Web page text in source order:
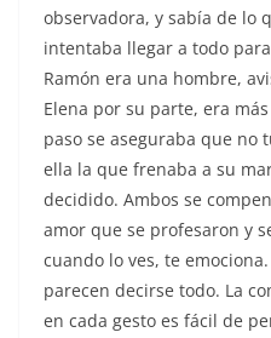
observadora, y sabía de lo
intentaba llegar a todo
Ramón era una hombre,
Elena por su parte, era
paso se aseguraba que no
ella la que frenaba a su
decidido. Ambos se
amor que se profesaron y
cuando lo ves, te
parecen decirse todo. La
en cada gesto es fácil de